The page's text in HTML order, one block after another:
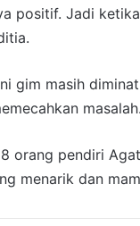
positif. Jadi
gim masih
masalah.
orang pendiri
menarik dan